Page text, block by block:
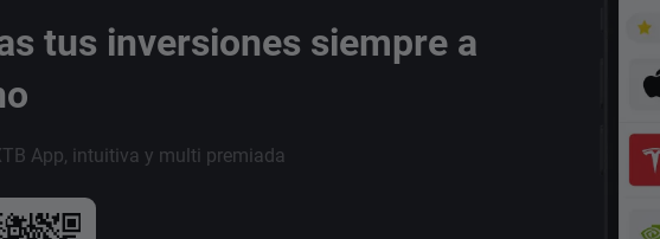
tus inversiones siempre a
App, intuitiva y multi premiada